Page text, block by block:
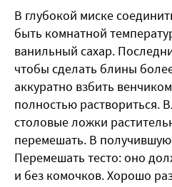
В глубокой миске
быть комнатной
ванильный сахар.
чтобы сделать блины
аккуратно взбить
полностью раствориться.
столовые ложки
перемешать. В
Перемешать тесто: оно
и без комочков. Хорошо